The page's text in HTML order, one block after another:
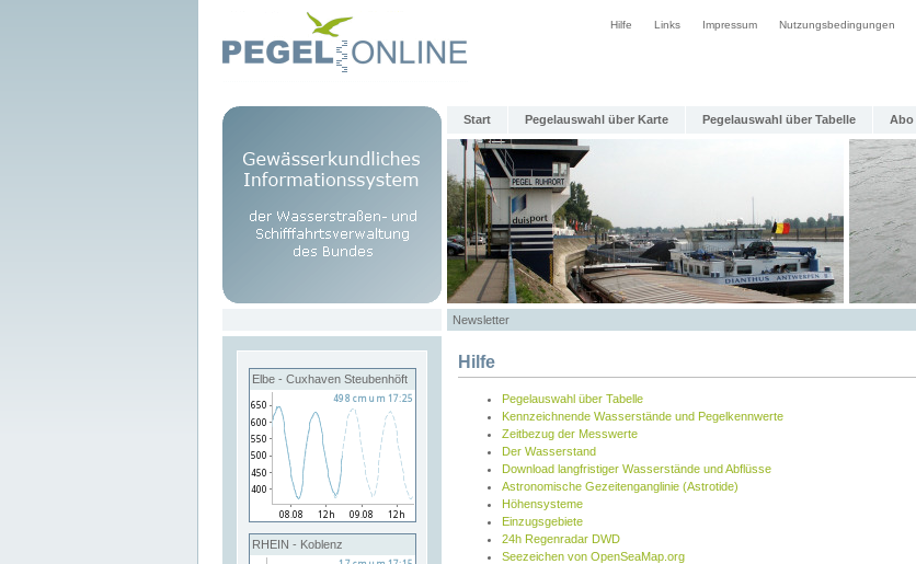
Hilfe Links Impressum Nutzungsbedingungen
Start Pegelauswahl über Karte Pegelauswahl über Tabelle Abo
Newsletter
Elbe - Cuxhaven Steubenhöft
RHEIN - Koblenz
Hilfe
Pegelauswahl über Tabelle
Kennzeichnende Wasserstände und Pegelkennwerte
Zeitbezug der Messwerte
Der Wasserstand
Download langfristiger Wasserstände und Abflüsse
Astronomische Gezeitenganglinie (Astrotide)
Höhensysteme
Einzugsgebiete
24h Regenradar DWD
Seezeichen von OpenSeaMap.org